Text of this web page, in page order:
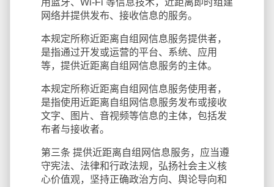
用蓝牙、Wi-Fi 等信息技术，近距离即时组建
网络并提供发布、接收信息的服务。
本规定所称近距离自组网信息服务提供者，
是指通过开发或运营的平台、系统、应用
等，提供近距离自组网信息服务的主体。
本规定所称近距离自组网信息服务使用者，
是指使用近距离自组网信息服务发布或接收
文字、图片、音视频等信息的主体，包括发
布者与接收者。
第三条 提供近距离自组网信息服务，应当遵
守宪法、法律和行政法规，弘扬社会主义核
心价值观，坚持正确政治方向、舆论导向和